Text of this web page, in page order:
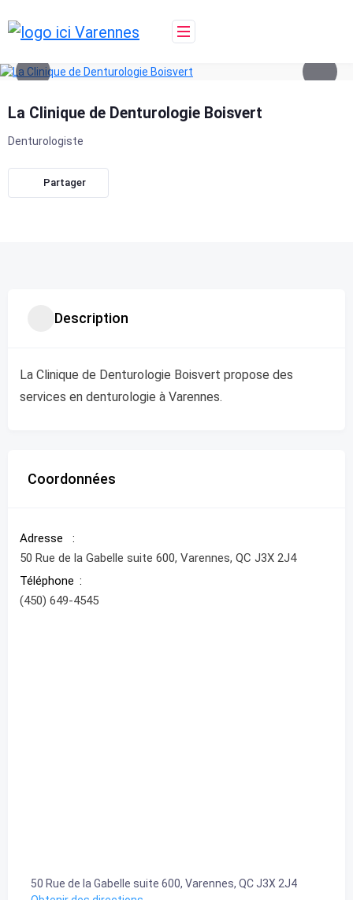
to
content
La Clinique de Denturologie Boisvert
Denturologiste
Partager
Description
La Clinique de Denturologie Boisvert propose des
services en denturologie à Varennes.
Coordonnées
Adresse
50 Rue de la Gabelle suite 600, Varennes, QC J3X 2J4
Téléphone
(450) 649-4545
50 Rue de la Gabelle suite 600, Varennes, QC J3X 2J4